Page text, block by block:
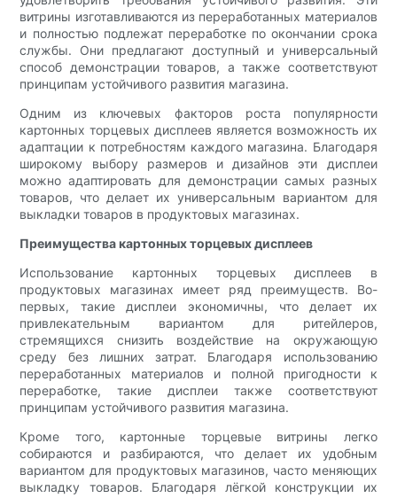
витрины изготавливаются из переработанных материалов
и полностью подлежат переработке по окончании срока
службы. Они предлагают доступный и универсальный
способ демонстрации товаров, а также соответствуют
принципам устойчивого развития магазина.
Одним из ключевых факторов роста популярности
картонных торцевых дисплеев является возможность их
адаптации к потребностям каждого магазина. Благодаря
широкому выбору размеров и дизайнов эти дисплеи
можно адаптировать для демонстрации самых разных
товаров, что делает их универсальным вариантом для
выкладки товаров в продуктовых магазинах.
Преимущества картонных торцевых дисплеев
Использование картонных торцевых дисплеев в
продуктовых магазинах имеет ряд преимуществ. Во-
первых, такие дисплеи экономичны, что делает их
привлекательным вариантом для ритейлеров,
стремящихся снизить воздействие на окружающую
среду без лишних затрат. Благодаря использованию
переработанных материалов и полной пригодности к
переработке, такие дисплеи также соответствуют
принципам устойчивого развития магазина.
Кроме того, картонные торцевые витрины легко
собираются и разбираются, что делает их удобным
вариантом для продуктовых магазинов, часто меняющих
выкладку товаров. Благодаря лёгкой конструкции их